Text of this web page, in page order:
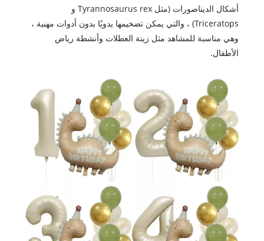
أشكال الديناصورات (مثل Tyrannosaurus rex و
Triceratops) ، والتي يمكن تضخيمها يدويًا بدون أدوات مهنية ،
وهي مناسبة للمشاهد مثل زينة العطلات وأنشطة رياض
الأطفال.